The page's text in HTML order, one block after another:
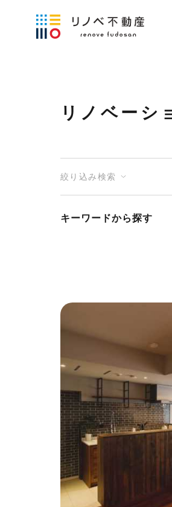
リノベーシ
絞り込み検索
キーワードから探す